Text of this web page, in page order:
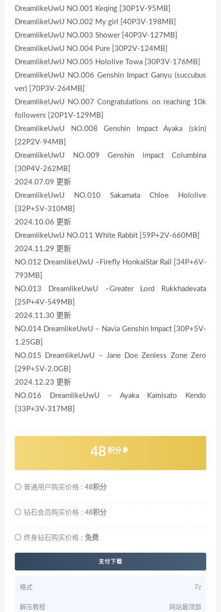
DreamlikeUwU NO.001 Keqing [30P1V-95MB]
DreamlikeUwU NO.002 My girl [40P3V-198MB]
DreamlikeUwU NO.003 Shower [40P3V-127MB]
DreamlikeUwU NO.004 Pure [30P2V-124MB]
DreamlikeUwU NO.005 Hololive Towa [30P3V-176MB]
DreamlikeUwU NO.006 Genshin Impact Ganyu (succubus
ver) [70P3V-264MB]
DreamlikeUwU NO.007 Congratulations on reaching 10k
followers [20P1V-129MB]
DreamlikeUwU NO.008 Genshin Impact Ayaka (skin)
[22P2V-94MB]
DreamlikeUwU NO.009 Genshin impact Columbina
[30P4V-262MB]
2024.07.09 更新
DreamlikeUwU NO.010 Sakamata Chloe Hololive
[32P+5V-310MB]
2024.10.06 更新
DreamlikeUwU NO.011 White Rabbit [59P+2V-660MB]
2024.11.29 更新
NO.012 DreamlikeUwU –Firefly HonkaiStar Rail [34P+6V-
793MB]
NO.013 DreamlikeUwU –Greater Lord Rukkhadevata
[25P+4V-549MB]
2024.11.30 更新
NO.014 DreamlikeUwU – Navia Genshin Impact [30P+5V-
1.25GB]
NO.015 DreamlikeUwU – Jane Doe Zenless Zone Zero
[29P+5V-2.0GB]
2024.12.23 更新
NO.016 DreamlikeUwU – Ayaka Kamisato Kendo
[33P+3V-317MB]
48 积分
普通用户购买价格 : 48积分
钻石会员购买价格 : 48积分
终身钻石购买价格 : 免费
支付下载
格式 7z
解压教程 网站最顶部